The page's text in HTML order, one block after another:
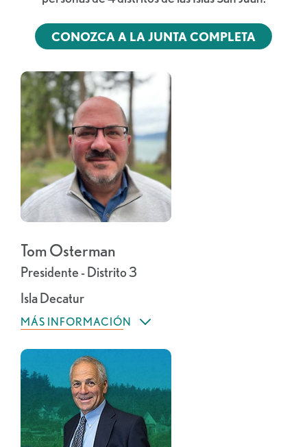
CONOZCA A LA JUNTA COMPLETA
Tom Osterman
Presidente - Distrito 3
Isla Decatur
MÁS INFORMACIÓN